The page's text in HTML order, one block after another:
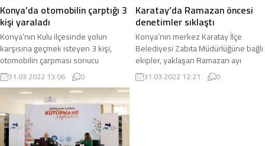
Konya’da otomobilin çarptığı 3
kişi yaraladı
Konya’nın Kulu ilçesinde yolun
karşısına geçmek isteyen 3 kişi,
otomobilin çarpması sonucu
meydana gelen trafik kazasında
yaralandı. Kaza, saat ...
31.03.2022 13:06 0
Karatay’da Ramazan öncesi
denetimler sıklaştı
Konya’nın merkez Karatay İlçe
Belediyesi Zabıta Müdürlüğüne bağlı
ekipler, yaklaşan Ramazan ayı
öncesinde rutin olarak sürdürdüğü
denetimlerini ...
31.03.2022 12:21 0